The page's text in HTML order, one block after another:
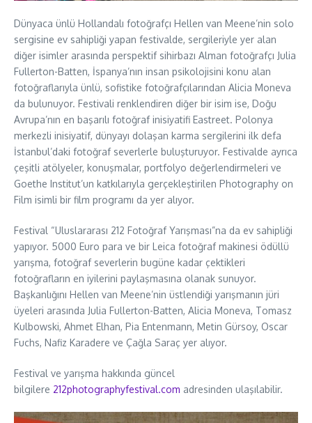
Dünyaca ünlü Hollandalı fotoğrafçı Hellen van Meene’nin solo
sergisine ev sahipliği yapan festivalde, sergileriyle yer alan
diğer isimler arasında perspektif sihirbazı Alman fotoğrafçı Julia
Fullerton-Batten, İspanya’nın insan psikolojisini konu alan
fotoğraflarıyla ünlü, sofistike fotoğrafçılarından Alicia Moneva
da bulunuyor. Festivali renklendiren diğer bir isim ise, Doğu
Avrupa’nın en başarılı fotoğraf inisiyatifi Eastreet. Polonya
merkezli inisiyatif, dünyayı dolaşan karma sergilerini ilk defa
İstanbul’daki fotoğraf severlerle buluşturuyor. Festivalde ayrıca
çeşitli atölyeler, konuşmalar, portfolyo değerlendirmeleri ve
Goethe Institut’un katkılarıyla gerçekleştirilen Photography on
Film isimli bir film programı da yer alıyor.
Festival “Uluslararası 212 Fotoğraf Yarışması”na da ev sahipliği
yapıyor. 5000 Euro para ve bir Leica fotoğraf makinesi ödüllü
yarışma, fotoğraf severlerin bugüne kadar çektikleri
fotoğrafların en iyilerini paylaşmasına olanak sunuyor.
Başkanlığını Hellen van Meene’nin üstlendiği yarışmanın jüri
üyeleri arasında Julia Fullerton-Batten, Alicia Moneva, Tomasz
Kulbowski, Ahmet Elhan, Pia Entenmann, Metin Gürsoy, Oscar
Fuchs, Nafiz Karadere ve Çağla Saraç yer alıyor.
Festival ve yarışma hakkında güncel
bilgilere 212photographyfestival.com adresinden ulaşılabilir.